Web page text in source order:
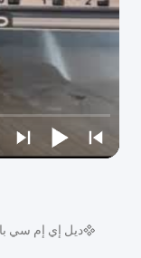
ديل إي إم سي